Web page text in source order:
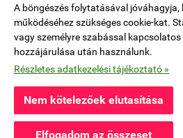
A böngészés folytatásával jóváhagyja,
működéséhez szükséges cookie-kat.
vagy személyre szabással
hozzájárulása után használunk.
Részletes adatkezelési tájékoztató »
Nem kötelezőek elutasítása
Elfogadom az összeset
Holly Heart blogger Magyar
Niederdorfstrasse 38, 8001 Zürich,
E-mail küldése>>